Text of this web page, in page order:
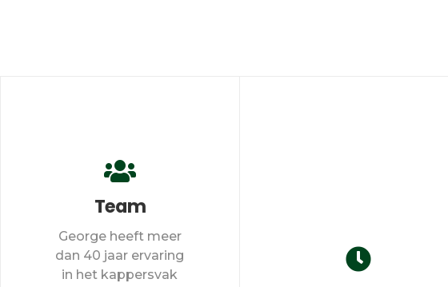
Team
George heeft meer
dan 40 jaar ervaring
in het kappersvak